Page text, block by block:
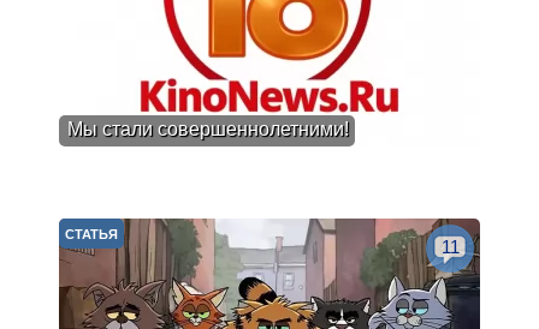
Мы стали совершеннолетними!
СТАТЬЯ
11